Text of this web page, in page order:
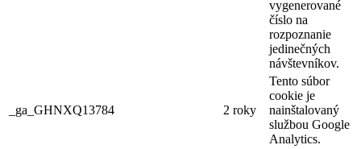
vygenerované
číslo na
rozpoznanie
jedinečných
návštevníkov.
_ga_GHNXQ13784 2 roky
Tento súbor
cookie je
nainštalovaný
službou Google
Analytics.